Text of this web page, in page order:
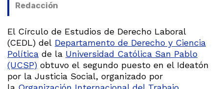
Redacción
El Círculo de Estudios de Derecho Laboral
(CEDL) del Departamento de Derecho y Ciencia
Política de la Universidad Católica San Pablo
(UCSP) obtuvo el segundo puesto en el Ideatón
por la Justicia Social, organizado por